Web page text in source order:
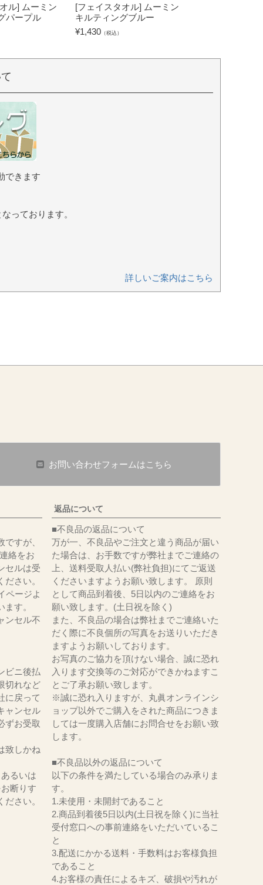
ル] ムーミン
パープル
[フェイスタオル] ムーミン
キルティングブルー
¥1,430 （税込）
できます
っております。
詳しいご案内はこちら
お問い合わせフォームはこちら
すが、
絡をお
セルは受
さい。
ページよ
す。
ンセル不
ビニ後払
切れなど
に戻って
ャンセル
ずお受取
致しかね
るいは
断りす
さい。
返品について
■不良品の返品について
万が一、不良品やご注文と違う商品が届い
た場合は、お手数ですが弊社までご連絡の
上、送料受取人払い(弊社負担)にてご返送
くださいますようお願い致します。 原則
として商品到着後、5日以内のご連絡をお
願い致します。(土日祝を除く)
また、不良品の場合は弊社までご連絡いた
だく際に不良個所の写真をお送りいただき
ますようお願いしております。
お写真のご協力を頂けない場合、誠に恐れ
入ります交換等のご対応ができかねますこ
とご了承お願い致します。
※誠に恐れ入りますが、丸眞オンラインシ
ョップ以外でご購入をされた商品につきま
しては一度購入店舗にお問合せをお願い致
します。
■不良品以外の返品について
以下の条件を満たしている場合のみ承りま
す。
1.未使用・未開封であること
2.商品到着後5日以内(土日祝を除く)に当社
受付窓口への事前連絡をいただいているこ
と
3.配送にかかる送料・手数料はお客様負担
であること
4.お客様の責任によるキズ、破損や汚れが